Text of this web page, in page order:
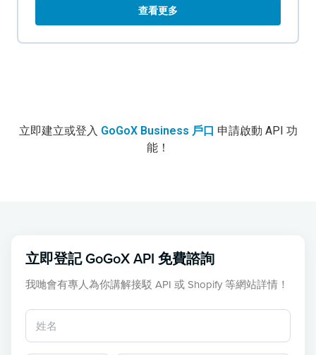
查看更多
立即建立或登入 GoGoX Business 戶口 申請啟動 API 功
能！
立即登記 GoGoX API 免費諮詢
我哋會有專人為你講解接駁 API 或 Shopify 等網站詳情！